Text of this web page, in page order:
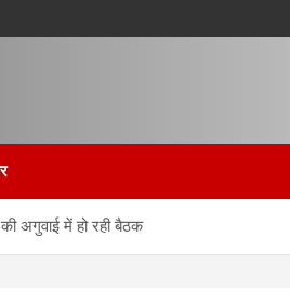
अगुवाई में हो रही बैठक